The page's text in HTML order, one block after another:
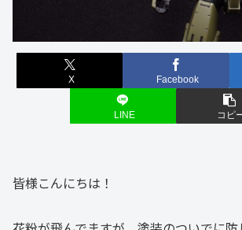
X Facebook
LINE コピ
皆様こんにちは！